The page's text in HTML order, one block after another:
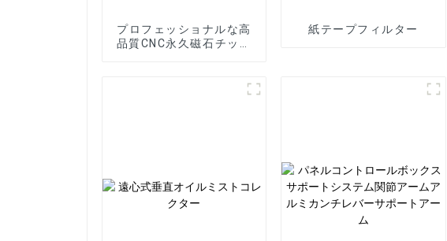
プロフェッショナルな高
品質CNC永久磁石チップ
紙テープフィルター